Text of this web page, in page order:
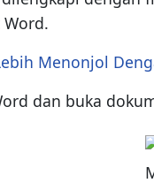
Menonjol
dan buka